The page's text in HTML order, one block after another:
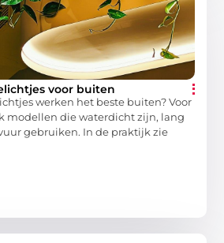
voor buiten
werken het beste buiten? Voor
modellen die waterdicht zijn, lang
gebruiken. In de praktijk zie